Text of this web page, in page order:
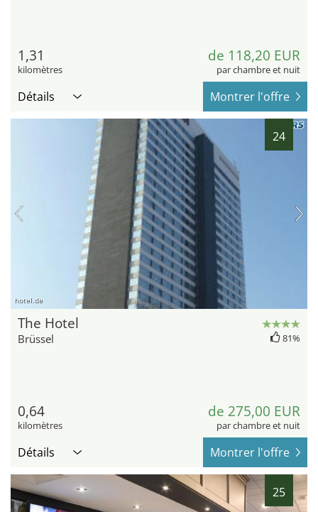
1,31
kilomètres
de 118,20 EUR
par chambre et nuit
Détails Montrer l'offre
24
hotel.de
The Hotel
Brüssel 81%
0,64
kilomètres
de 275,00 EUR
par chambre et nuit
Détails Montrer l'offre
25